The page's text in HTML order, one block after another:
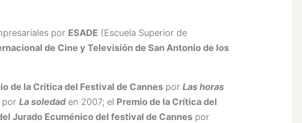
por ESADE (Escuela Superior de
de Cine y Televisión de San Antonio de los
de la Crítica del Festival de Cannes porLas horas
porLa soledaden 2007; el Premio de la Crítica del
Jurado Ecuménico del festival de Cannes por